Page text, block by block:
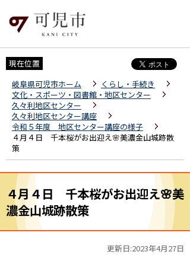
現在位置
岐阜県可児市ホーム
くらし・手続き
文化・スポーツ・図書館・地区センター
久々利地区センター
久々利地区センター講座
令和５年度 地区センター講座の様子
４月４日 千本桜がお出迎え🌸美濃金山城跡散
策
４月４日 千本桜がお出迎え🌸美
濃金山城跡散策
更新日:2023年4月27日